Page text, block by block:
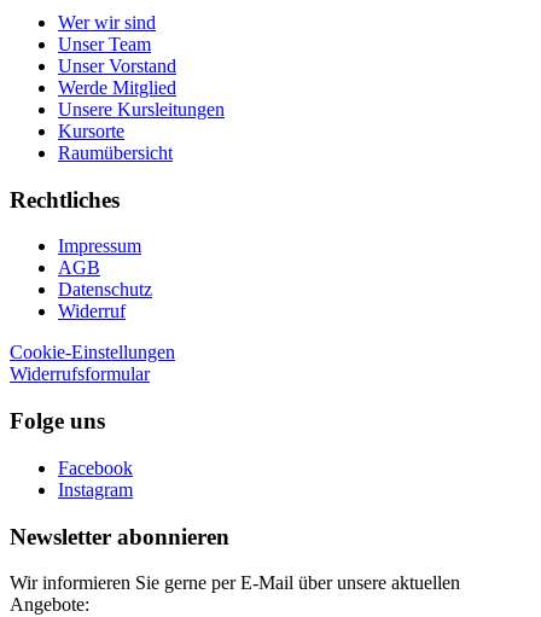
Wer wir sind
Unser Team
Unser Vorstand
Werde Mitglied
Unsere Kursleitungen
Kursorte
Raumübersicht
Rechtliches
Impressum
AGB
Datenschutz
Widerruf
Cookie-Einstellungen
Widerrufsformular
Folge uns
Facebook
Instagram
Newsletter abonnieren
Wir informieren Sie gerne per E-Mail über unsere aktuellen
Angebote: